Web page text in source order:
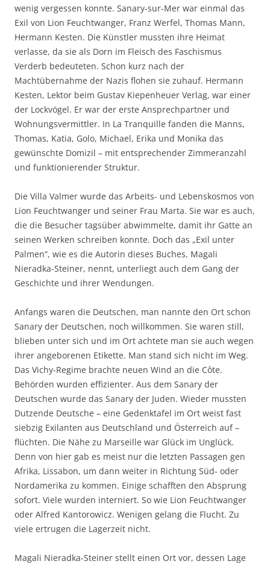
wenig vergessen konnte. Sanary-sur-Mer war einmal das
Exil von Lion Feuchtwanger, Franz Werfel, Thomas Mann,
Hermann Kesten. Die Künstler mussten ihre Heimat
verlasse, da sie als Dorn im Fleisch des Faschismus
Verderb bedeuteten. Schon kurz nach der
Machtübernahme der Nazis flohen sie zuhauf. Hermann
Kesten, Lektor beim Gustav Kiepenheuer Verlag, war einer
der Lockvögel. Er war der erste Ansprechpartner und
Wohnungsvermittler. In La Tranquille fanden die Manns,
Thomas, Katia, Golo, Michael, Erika und Monika das
gewünschte Domizil – mit entsprechender Zimmeranzahl
und funktionierender Struktur.
Die Villa Valmer wurde das Arbeits- und Lebenskosmos von
Lion Feuchtwanger und seiner Frau Marta. Sie war es auch,
die die Besucher tagsüber abwimmelte, damit ihr Gatte an
seinen Werken schreiben konnte. Doch das „Exil unter
Palmen“, wie es die Autorin dieses Buches, Magali
Nieradka-Steiner, nennt, unterliegt auch dem Gang der
Geschichte und ihrer Wendungen.
Anfangs waren die Deutschen, man nannte den Ort schon
Sanary der Deutschen, noch willkommen. Sie waren still,
blieben unter sich und im Ort achtete man sie auch wegen
ihrer angeborenen Etikette. Man stand sich nicht im Weg.
Das Vichy-Regime brachte neuen Wind an die Côte.
Behörden wurden effizienter. Aus dem Sanary der
Deutschen wurde das Sanary der Juden. Wieder mussten
Dutzende Deutsche – eine Gedenktafel im Ort weist fast
siebzig Exilanten aus Deutschland und Österreich auf –
flüchten. Die Nähe zu Marseille war Glück im Unglück.
Denn von hier gab es meist nur die letzten Passagen gen
Afrika, Lissabon, um dann weiter in Richtung Süd- oder
Nordamerika zu kommen. Einige schafften den Absprung
sofort. Viele wurden interniert. So wie Lion Feuchtwanger
oder Alfred Kantorowicz. Wenigen gelang die Flucht. Zu
viele ertrugen die Lagerzeit nicht.
Magali Nieradka-Steiner stellt einen Ort vor, dessen Lage